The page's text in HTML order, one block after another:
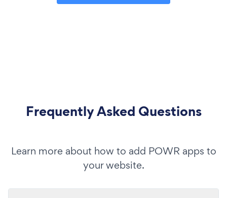
Frequently Asked Questions
Learn more about how to add POWR apps to
your website.